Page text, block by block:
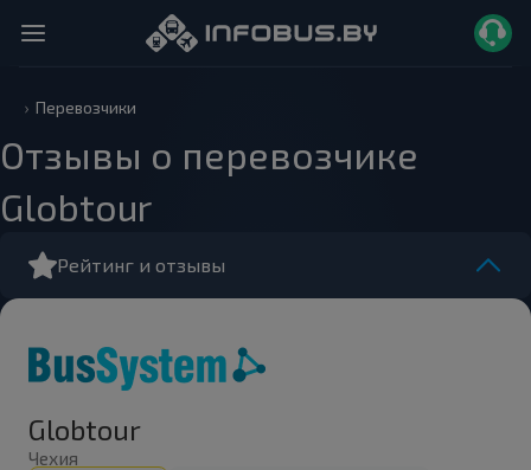
Перевозчики
Отзывы о перевозчике
Globtour
Рейтинг и отзывы
Globtour
Чехия